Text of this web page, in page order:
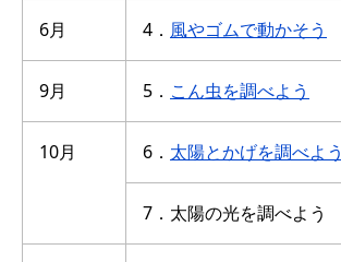
6月 4． 風やゴムで動かそう
9月 5． こん虫を調べよう
10月 6． 太陽とかげを調べよう
7．太陽の光を調べよう